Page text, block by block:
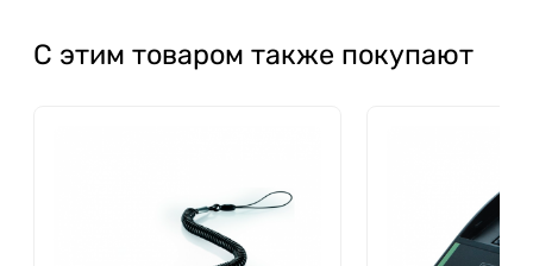
С этим товаром также покупают